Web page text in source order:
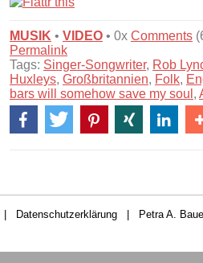
MUSIK • VIDEO • 0x Comments
Permalink
Tags: Singer-Songwriter, Rob
Huxleys, Großbritannien, Folk,
bars will somehow save my soul ,
| Datenschutzerklärung | Petra A.